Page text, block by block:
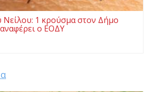
Νείλου: 1 κρούσμα στον Δήμο
ο ΕΟΔΥ